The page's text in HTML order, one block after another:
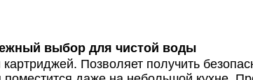
выбор для чистой воды
Позволяет получить